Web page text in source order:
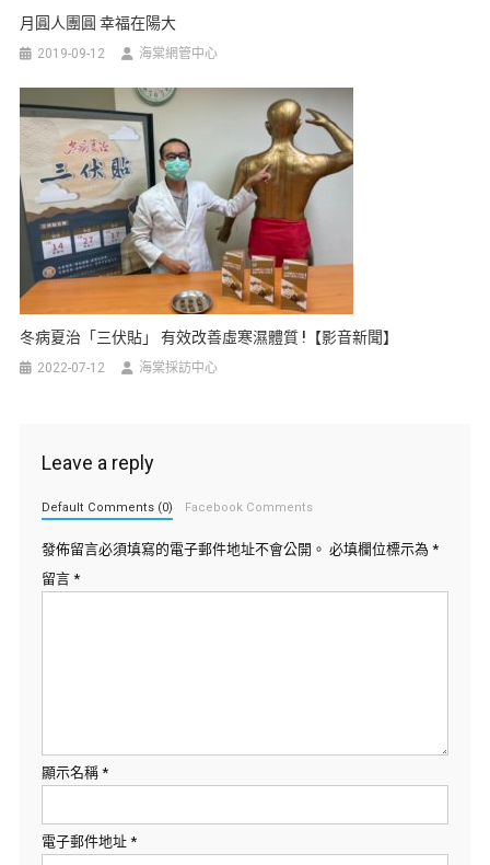
月圓人團圓 幸福在陽大
2019-09-12 海棠網管中心
冬病夏治「三伏貼」 有效改善虛寒濕體質 !【影音新聞】
2022-07-12 海棠採訪中心
Leave a reply
Default Comments (0) Facebook Comments
發佈留言必須填寫的電子郵件地址不會公開。 必填欄位標示為 *
留言 *
顯示名稱 *
電子郵件地址 *